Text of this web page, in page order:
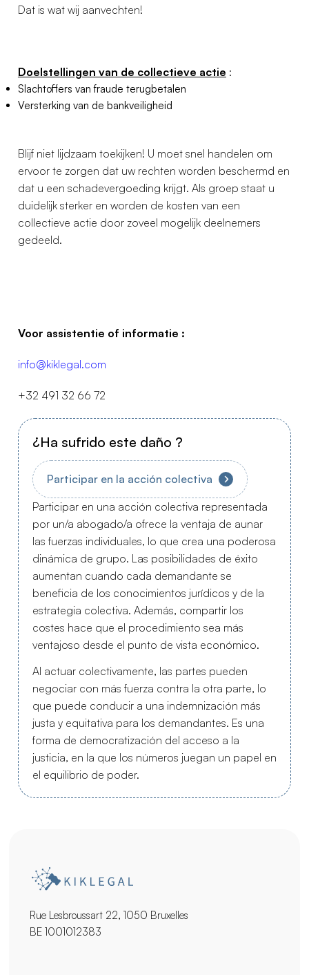
Dat is wat wij aanvechten!
Doelstellingen van de collectieve actie :
Slachtoffers van fraude terugbetalen
Versterking van de bankveiligheid
Blijf niet lijdzaam toekijken! U moet snel handelen om
ervoor te zorgen dat uw rechten worden beschermd en
dat u een schadevergoeding krijgt. Als groep staat u
duidelijk sterker en worden de kosten van een
collectieve actie door zoveel mogelijk deelnemers
gedeeld.
Voor assistentie of informatie :
info@kiklegal.com
+32 491 32 66 72
¿Ha sufrido este daño ?
Participar en la acción colectiva
Participar en una acción colectiva representada
por un/a abogado/a ofrece la ventaja de aunar
las fuerzas individuales, lo que crea una poderosa
dinámica de grupo. Las posibilidades de éxito
aumentan cuando cada demandante se
beneficia de los conocimientos jurídicos y de la
estrategia colectiva. Además, compartir los
costes hace que el procedimiento sea más
ventajoso desde el punto de vista económico.
Al actuar colectivamente, las partes pueden
negociar con más fuerza contra la otra parte, lo
que puede conducir a una indemnización más
justa y equitativa para los demandantes. Es una
forma de democratización del acceso a la
justicia, en la que los números juegan un papel en
el equilibrio de poder.
Rue Lesbroussart 22, 1050 Bruxelles
BE 1001012383